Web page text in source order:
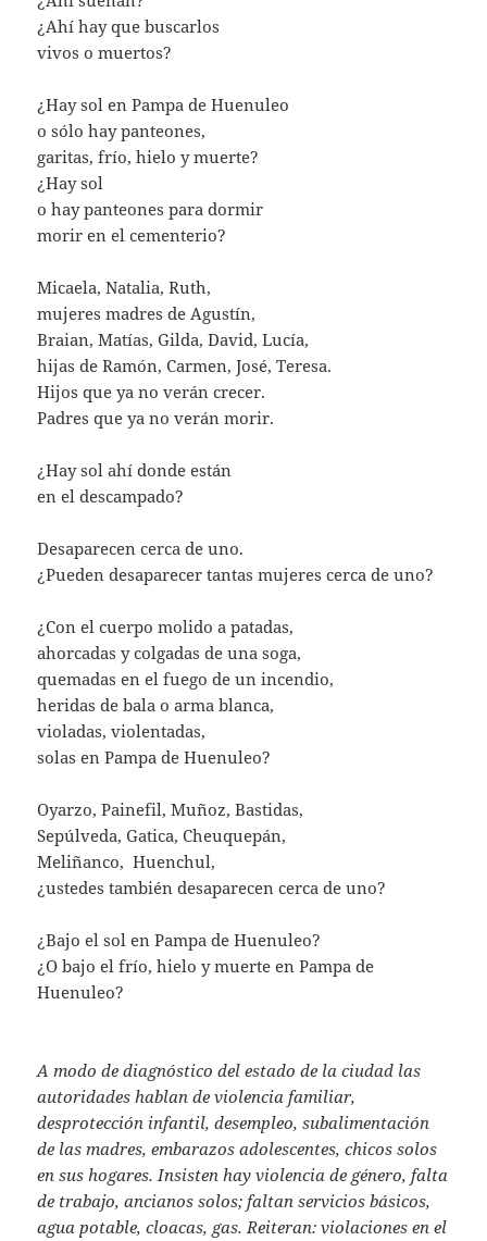
¿Ahí hay que buscarlos
vivos o muertos?
¿Hay sol en Pampa de Huenuleo
o sólo hay panteones,
garitas, frío, hielo y muerte?
¿Hay sol
o hay panteones para dormir
morir en el cementerio?
Micaela, Natalia, Ruth,
mujeres madres de Agustín,
Braian, Matías, Gilda, David, Lucía,
hijas de Ramón, Carmen, José, Teresa.
Hijos que ya no verán crecer.
Padres que ya no verán morir.
¿Hay sol ahí donde están
en el descampado?
Desaparecen cerca de uno.
¿Pueden desaparecer tantas mujeres cerca de uno?
¿Con el cuerpo molido a patadas,
ahorcadas y colgadas de una soga,
quemadas en el fuego de un incendio,
heridas de bala o arma blanca,
violadas, violentadas,
solas en Pampa de Huenuleo?
Oyarzo, Painefil, Muñoz, Bastidas,
Sepúlveda, Gatica, Cheuquepán,
Meliñanco, Huenchul,
¿ustedes también desaparecen cerca de uno?
¿Bajo el sol en Pampa de Huenuleo?
¿O bajo el frío, hielo y muerte en Pampa de
Huenuleo?
A modo de diagnóstico del estado de la ciudad las
autoridades hablan de violencia familiar,
desprotección infantil, desempleo, subalimentación
de las madres, embarazos adolescentes, chicos solos
en sus hogares. Insisten hay violencia de género, falta
de trabajo, ancianos solos; faltan servicios básicos,
agua potable, cloacas, gas. Reiteran: violaciones en el